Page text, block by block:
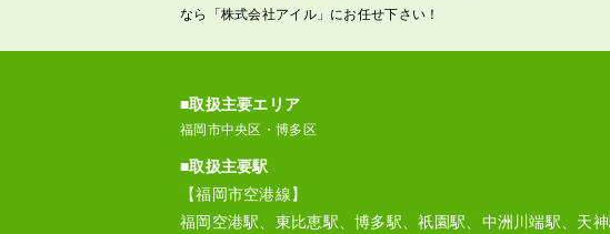
なら「株式会社アイル」にお任せ下さい！
■取扱主要エリア
福岡市中央区・博多区
■取扱主要駅
【福岡市空港線】
福岡空港駅、東比恵駅、博多駅、祇園駅、中洲川端駅、天